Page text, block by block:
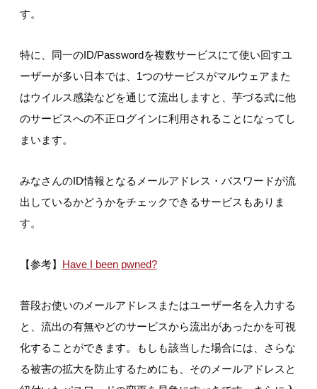
す。
特に、同一のID/Passwordを複数サービスにて使い回すユ
ーザーが多い日本では、1つのサービスがマルウェアまた
はウイルス感染などを通じて流出しますと、芋づる式に他
のサービスへの不正ログインに利用されることになってし
まいます。
みなさんのID情報となるメールアドレス・パスワードが流
出しているかどうかをチェックできるサービスもありま
す。
【参考】 Have I been pwned?
普段お使いのメールアドレスまたはユーザー名を入力する
と、流出の有無やどのサービスから流出があったかを可視
化することができます。もしも該当した場合には、さらな
る被害の拡大を防止するためにも、そのメールアドレスと